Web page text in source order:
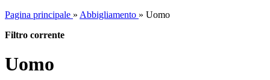
Pagina principale » Abbigliamento » Uomo
Filtro corrente
Uomo